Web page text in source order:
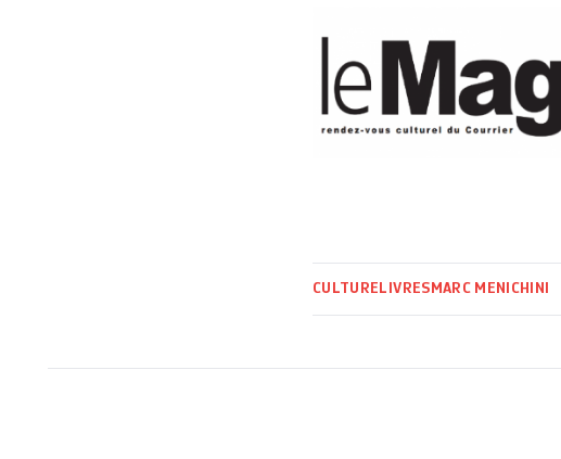
CULTURE LIVRES MARC MENICHINI